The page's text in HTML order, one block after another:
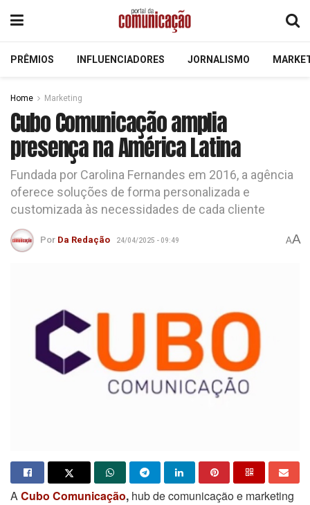
PRÊMIOS INFLUENCIADORES JORNALISMO
Home Marketing
Cubo Comunicação amplia
presença na América Latina
Fundada por Carolina Fernandes em 2016, a agência
oferece soluções de forma personalizada e
customizada às necessidades de cada cliente
Por Da Redação 24/04/2025 - 09:49 AA
ACubo Comunicação, hub de comunicação e marketing